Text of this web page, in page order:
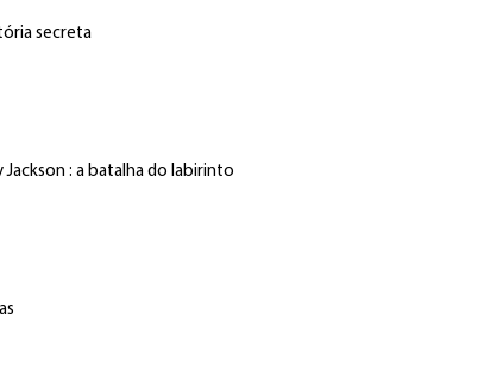
secreta
Jackson : a batalha do labirinto